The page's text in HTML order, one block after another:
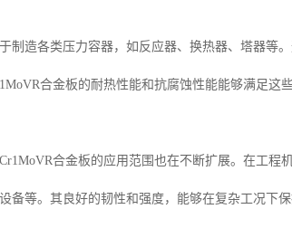
制造各类压力容器，如反应器、换热器、塔器等
合金板的耐热性能和抗腐蚀性能能够满足这
合金板的应用范围也在不断扩展。在工
备等。其良好的韧性和强度，能够在复杂工况下保